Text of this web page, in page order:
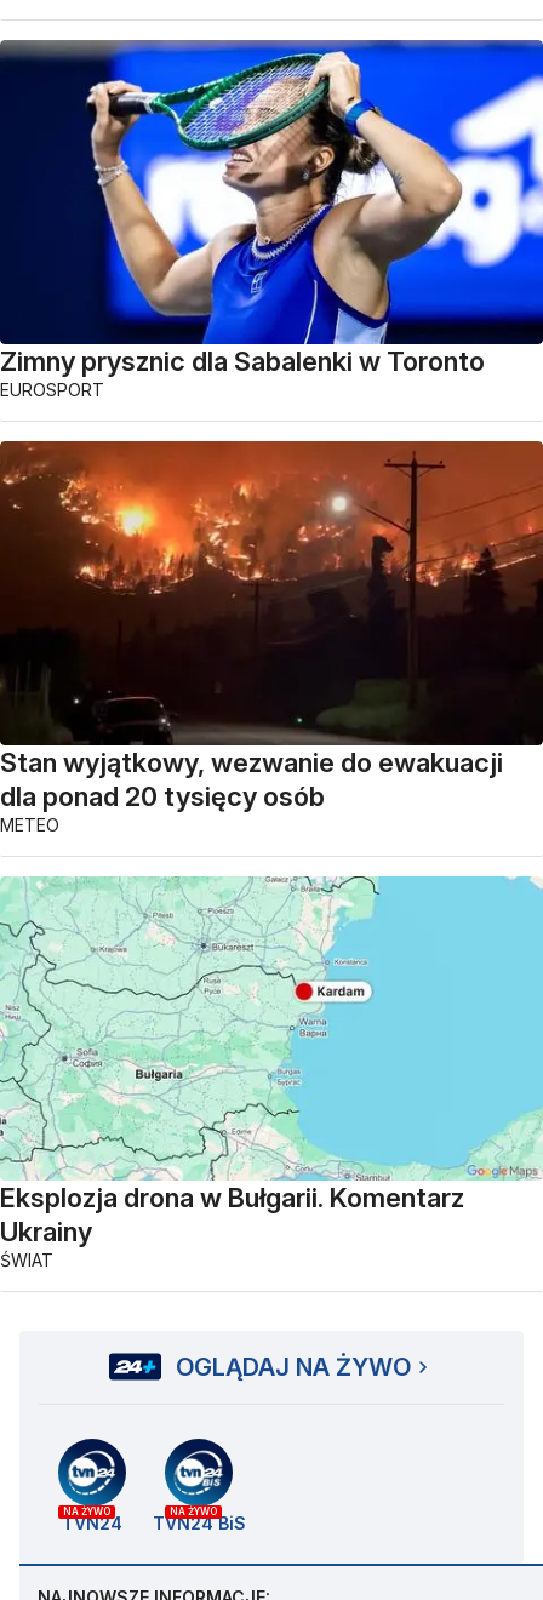
Zimny prysznic dla Sabalenki w Toronto
EUROSPORT
Stan wyjątkowy, wezwanie do ewakuacji
dla ponad 20 tysięcy osób
METEO
Eksplozja drona w Bułgarii. Komentarz
Ukrainy
ŚWIAT
OGLĄDAJ NA ŻYWO
NA ŻYWO
TVN24
NA ŻYWO
TVN24 BiS